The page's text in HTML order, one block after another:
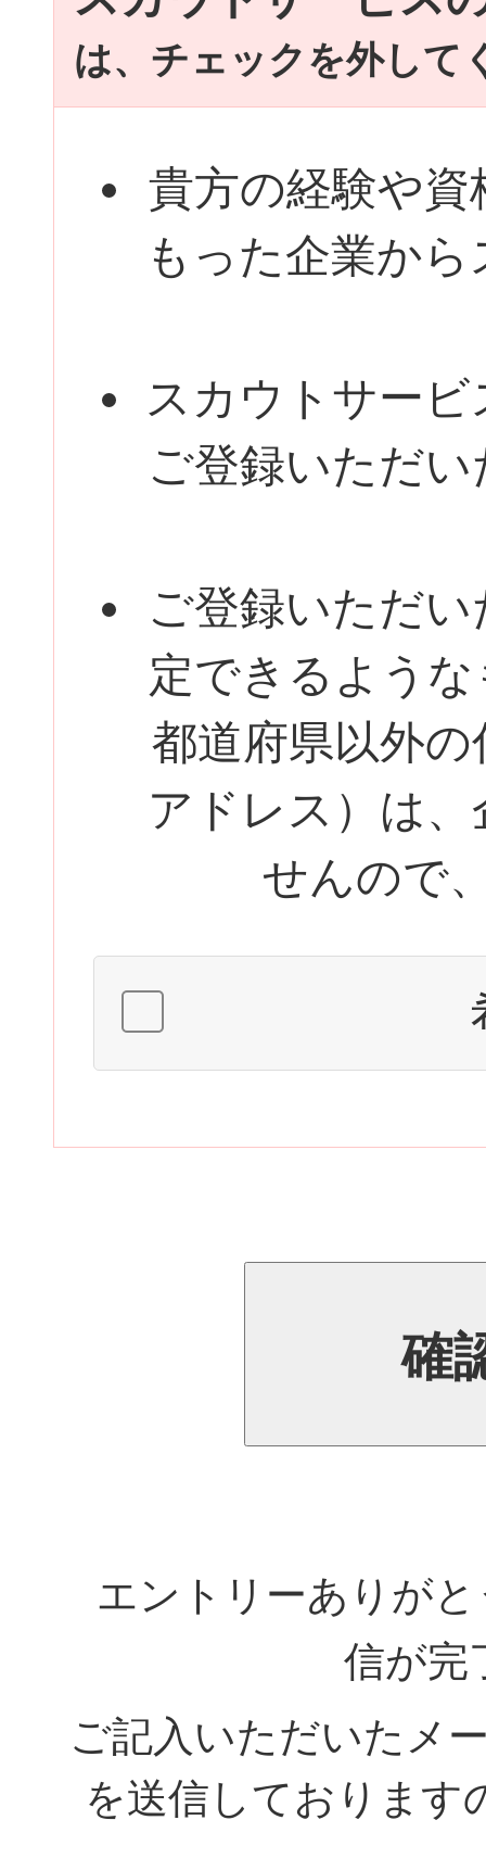
は、チェックを外して
貴方の経験や
もった企業か
スカウトサー
ご登録いただ
ご登録いただ
定できるよう
都道府県以外
アドレス）は
せんので
エントリーありが
信が完
ご記入いただいたメ
を送信しております